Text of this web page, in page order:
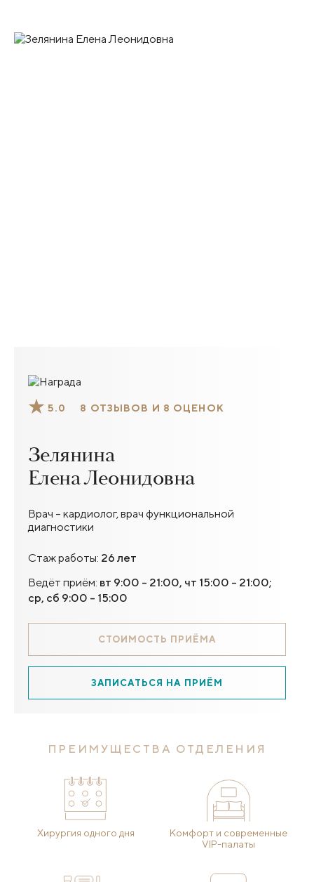
5.0 8 ОТЗЫВОВ И 8 ОЦЕНОК
Зелянина
Елена Леонидовна
Врач – кардиолог, врач функциональной
диагностики
Стаж работы: 26 лет
Ведёт приём: вт 9:00 - 21:00, чт 15:00 - 21:00;
ср, сб 9:00 - 15:00
СТОИМОСТЬ ПРИЁМА
ЗАПИСАТЬСЯ НА ПРИЁМ
ПРЕИМУЩЕСТВА ОТДЕЛЕНИЯ
Хирургия одного дня
Комфорт и современные
VIP-палаты